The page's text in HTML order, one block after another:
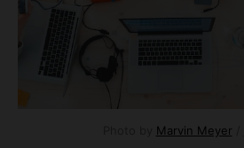
Marvin Meyer